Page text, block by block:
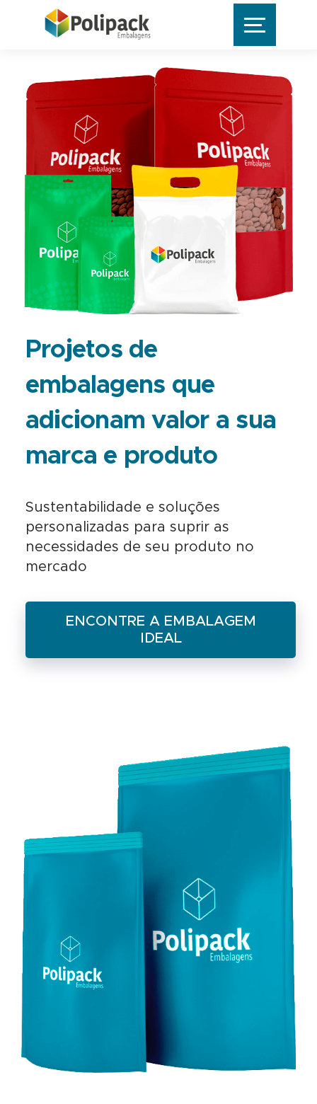
Projetos de
embalagens que
adicionam valor a sua
marca e produto
Sustentabilidade e soluções
personalizadas para suprir as
necessidades de seu produto no
mercado
ENCONTRE A EMBALAGEM
IDEAL